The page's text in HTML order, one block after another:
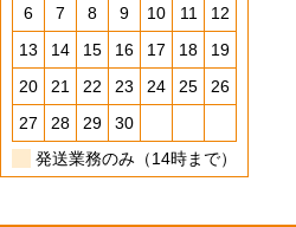
6
7 8 9 10 11
12
13
14 15 16 17 18
19
20
21 22 23 24 25
26
27
28 29
30
発送業務のみ（14時まで）